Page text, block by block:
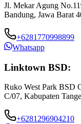
Jl. Mekar Agung
Bandung, Jawa Barat
+6281770998899
Whatsapp
Linktown BSD:
Ruko West Park BSD
C/07, Kabupaten
+6281296904210